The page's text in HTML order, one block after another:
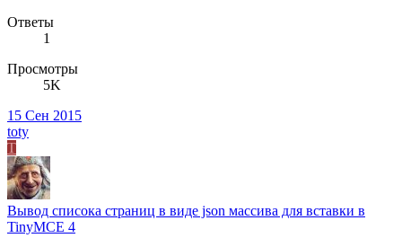
Ответы
1
Просмотры
5K
15 Сен 2015
toty
T
Вывод списока страниц в виде json массива для вставки в
TinyMCE 4